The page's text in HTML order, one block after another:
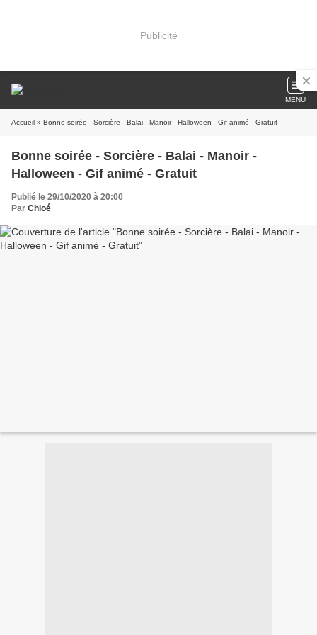
Publicité
MENU
Accueil » Bonne soirée - Sorcière - Balai - Manoir - Halloween - Gif animé - Gratuit
Bonne soirée - Sorcière - Balai - Manoir -
Halloween - Gif animé - Gratuit
Publié le 29/10/2020 à 20:00
Par Chloé